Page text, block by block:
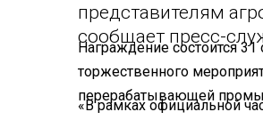
представителям
сообщает пресс-
Награждение состоится
торжественного
перерабатывающей
«В рамках официальной